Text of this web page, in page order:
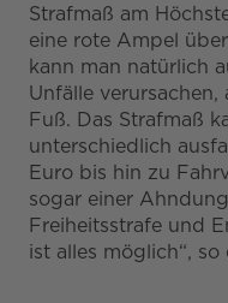
Strafmaß am
eine rote Ampel
kann man natürlich
Unfälle
Fuß. Das Strafmaß
unterschiedlich
Euro bis hin zu
sogar einer
Freiheitsstrafe und
ist alles möglich“, so